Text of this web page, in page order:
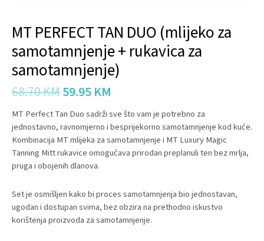
MT PERFECT TAN DUO (mlijeko za
samotamnjenje + rukavica za
samotamnjenje)
68.70KM59.95KM
MT Perfect Tan Duo sadrži sve što vam je potrebno za
jednostavno, ravnomjerno i besprijekorno samotamnjenje kod kuće.
Kombinacija MT mlijeka za samotamnjenje i MT Luxury Magic
Tanning Mitt rukavice omogućava prirodan preplanuli ten bez mrlja,
pruga i obojenih dlanova.
Set je osmišljen kako bi proces samotamnjenja bio jednostavan,
ugodan i dostupan svima, bez obzira na prethodno iskustvo
korištenja proizvoda za samotamnjenje.